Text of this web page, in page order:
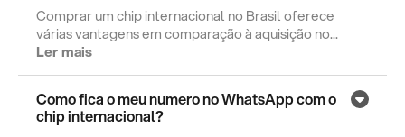
Comprar um chip internacional no Brasil oferece
várias vantagens em comparação à aquisição no...
Ler mais
Como fica o meu numero no WhatsApp com o
chip internacional?